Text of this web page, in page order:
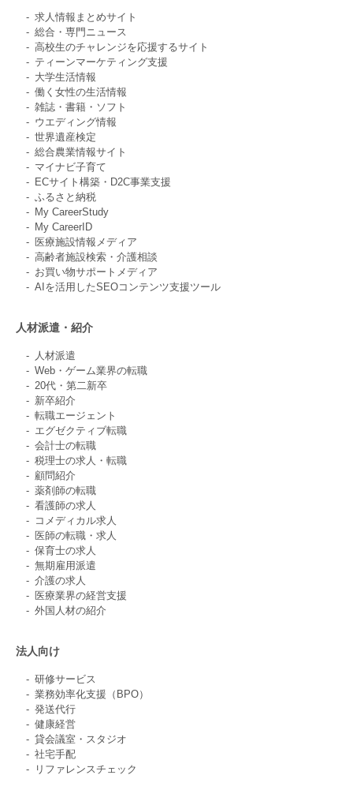
求人情報まとめサイト
総合・専門ニュース
高校生のチャレンジを応援するサイト
ティーンマーケティング支援
大学生活情報
働く女性の生活情報
雑誌・書籍・ソフト
ウエディング情報
世界遺産検定
総合農業情報サイト
マイナビ子育て
ECサイト構築・D2C事業支援
ふるさと納税
My CareerStudy
My CareerID
医療施設情報メディア
高齢者施設検索・介護相談
お買い物サポートメディア
AIを活用したSEOコンテンツ支援ツール
人材派遣・紹介
人材派遣
Web・ゲーム業界の転職
20代・第二新卒
新卒紹介
転職エージェント
エグゼクティブ転職
会計士の転職
税理士の求人・転職
顧問紹介
薬剤師の転職
看護師の求人
コメディカル求人
医師の転職・求人
保育士の求人
無期雇用派遣
介護の求人
医療業界の経営支援
外国人材の紹介
法人向け
研修サービス
業務効率化支援（BPO）
発送代行
健康経営
貸会議室・スタジオ
社宅手配
リファレンスチェック